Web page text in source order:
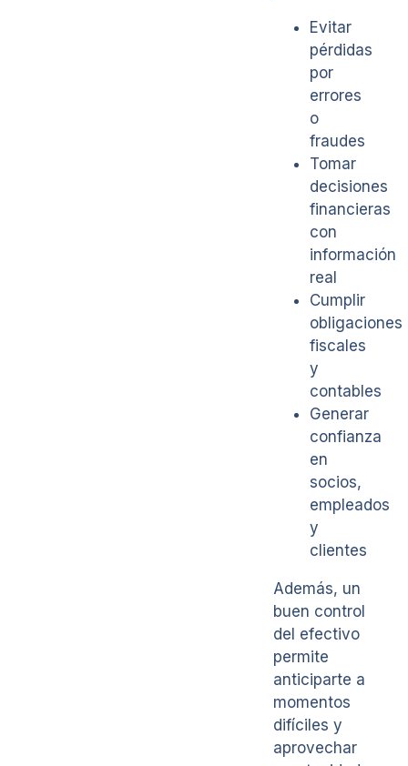
Evitar
pérdidas
por
errores
o
fraudes
Tomar
decisiones
financieras
con
información
real
Cumplir
obligaciones
fiscales
y
contables
Generar
confianza
en
socios,
empleados
y
clientes
Además, un
buen control
del efectivo
permite
anticiparte a
momentos
difíciles y
aprovechar